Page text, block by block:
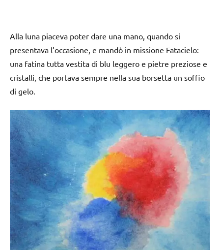
Alla luna piaceva poter dare una mano, quando si
presentava l’occasione, e mandò in missione Fatacielo:
una fatina tutta vestita di blu leggero e pietre preziose e
cristalli, che portava sempre nella sua borsetta un soffio
di gelo.